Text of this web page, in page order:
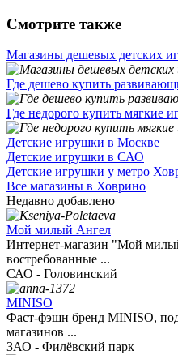
Смотрите также
Магазины дешевых детских
Где дешево купить
Где недорого купить мягкие
Детские игрушки в Москве
Детские игрушки в САО
Детские игрушки у метро
Все магазины в Ховрино
Недавно добавлено
Мой милый Ангел
Интернет-магазин "Мой
востребованные ...
САО - Головинский
MINISO
Фаст‑фэшн бренд MINISO,
магазинов ...
ЗАО - Филёвский парк